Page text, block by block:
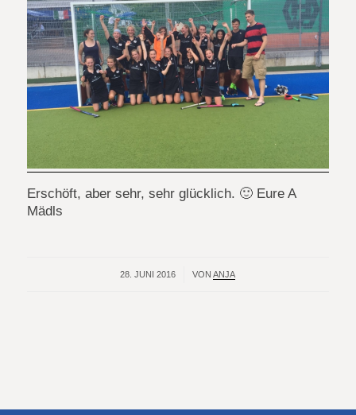
Erschöft, aber sehr, sehr glücklich. 🙂 Eure A
Mädls
28. JUNI 2016
/ VONANJA